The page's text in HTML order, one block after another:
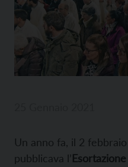
Un anno fa, il 2
pubblicava l’